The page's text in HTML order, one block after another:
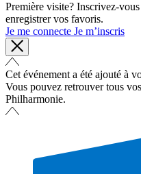
Première visite? Inscrivez-
enregistrer vos favoris.
Je me connecte Je m’inscris
Cet événement a été ajouté à
Vous pouvez retrouver tous
Philharmonie.